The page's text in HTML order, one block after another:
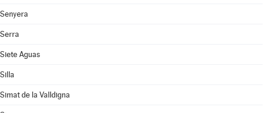
Senyera
Serra
Siete Aguas
Silla
Simat de la Valldigna